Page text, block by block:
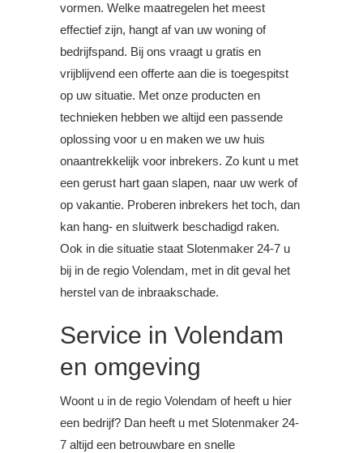
vormen. Welke maatregelen het meest
effectief zijn, hangt af van uw woning of
bedrijfspand. Bij ons vraagt u gratis en
vrijblijvend een offerte aan die is toegespitst
op uw situatie. Met onze producten en
technieken hebben we altijd een passende
oplossing voor u en maken we uw huis
onaantrekkelijk voor inbrekers. Zo kunt u met
een gerust hart gaan slapen, naar uw werk of
op vakantie. Proberen inbrekers het toch, dan
kan hang- en sluitwerk beschadigd raken.
Ook in die situatie staat Slotenmaker 24-7 u
bij in de regio Volendam, met in dit geval het
herstel van de inbraakschade.
Service in Volendam
en omgeving
Woont u in de regio Volendam of heeft u hier
een bedrijf? Dan heeft u met Slotenmaker 24-
7 altijd een betrouwbare en snelle